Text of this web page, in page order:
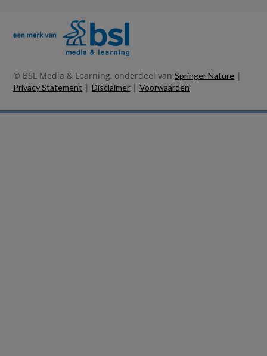
© BSL Media & Learning, onderdeel van Springer Nature |
Privacy Statement | Disclaimer | Voorwaarden